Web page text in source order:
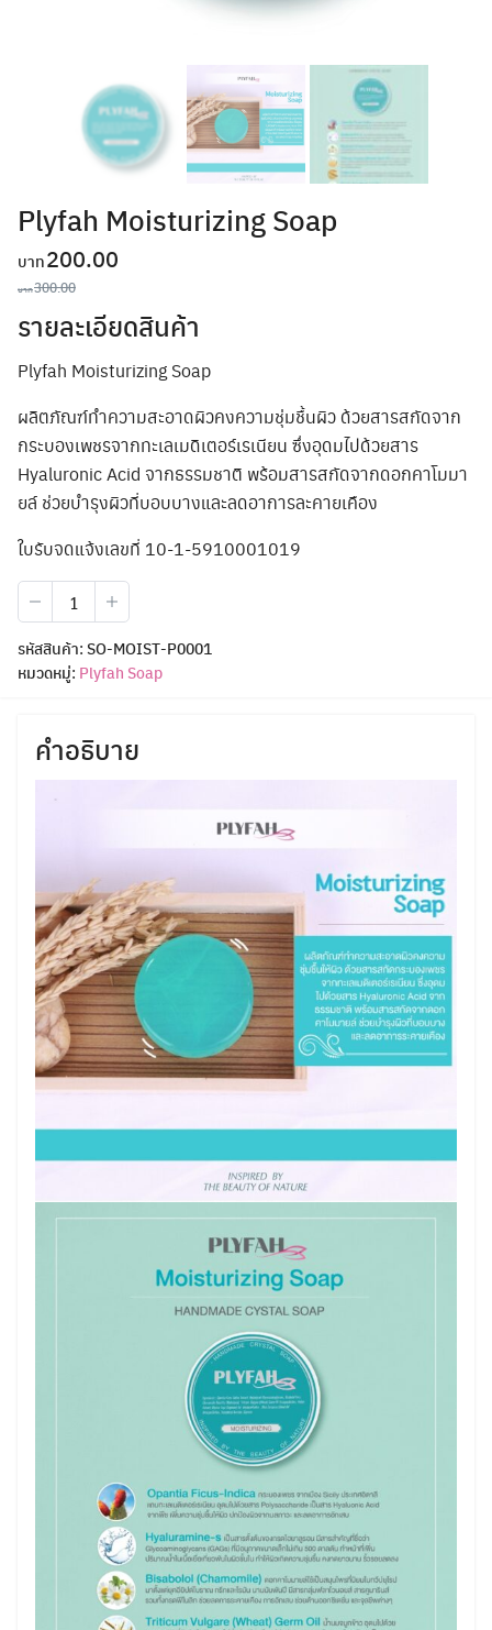
Search
Plyfah Moisturizing Soap
300.00
Original
price
was:
฿300.00.
200.00
is:
฿200.00.
รายละเอียดสินค้า
Plyfah Moisturizing Soap
ผลิตภัณฑ์ทำความสะอาดผิวคงความชุ่มชื้นผิว ด้วยสารสกัดจาก
กระบองเพชรจากทะเลเมดิเตอร์เรเนียน ซึ่งอุดมไปด้วยสาร
Hyaluronic Acid จากธรรมชาติ พร้อมสารสกัดจากดอกคาโมมา
ยล์ ช่วยบำรุงผิวที่บอบบางและลดอาการละคายเคือง
ใบรับจดแจ้งเลขที่ 10-1-5910001019
Plyfah
Moisturizing
Soap
รหัสสินค้า: SO-MOIST-P0001
หมวดหมู่: Plyfah Soap
คำอธิบาย